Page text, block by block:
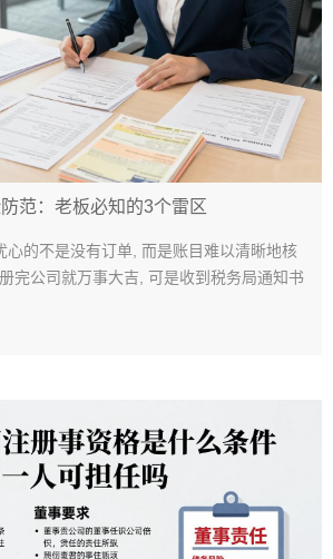
范：老板必知的3个雷区
心的不是没有订单, 而是账目难以清晰地核
完公司就万事大吉, 可是收到税务局通知书